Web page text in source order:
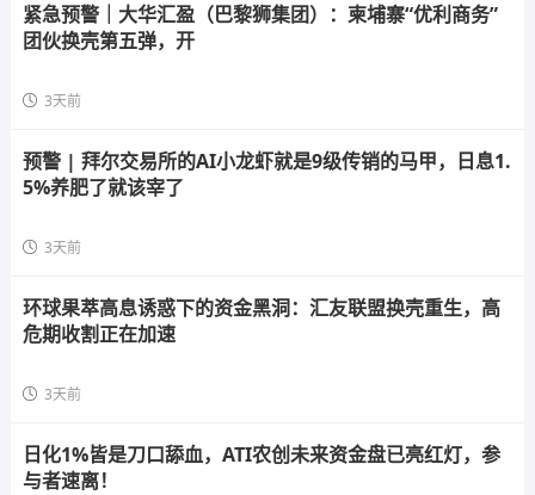
紧急预警｜大华汇盈（巴黎狮集团）：柬埔寨“优利商务”
团伙换壳第五弹，开
3天前
预警 | 拜尔交易所的AI小龙虾就是9级传销的马甲，日息1.
5%养肥了就该宰了
3天前
环球果萃高息诱惑下的资金黑洞：汇友联盟换壳重生，高
危期收割正在加速
3天前
日化1%皆是刀口舔血，ATI农创未来资金盘已亮红灯，参
与者速离！